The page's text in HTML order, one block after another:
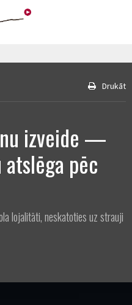
Drukāt
izveide —
pēc
lojalitāti, neskatoties uz strauji